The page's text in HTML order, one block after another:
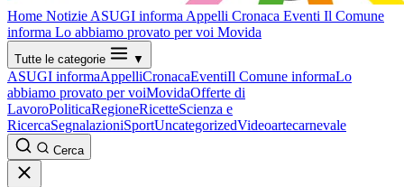
Home Notizie ASUGI informa Appelli Cronaca Eventi Il Comune
informa Lo abbiamo provato per voi Movida
Tutte le categorie ▼
ASUGI informaAppelliCronacaEventiIl Comune informaLo
abbiamo provato per voiMovidaOfferte di
LavoroPoliticaRegioneRicetteScienza e
RicercaSegnalazioniSportUncategorizedVideoartecarnevale
Cerca